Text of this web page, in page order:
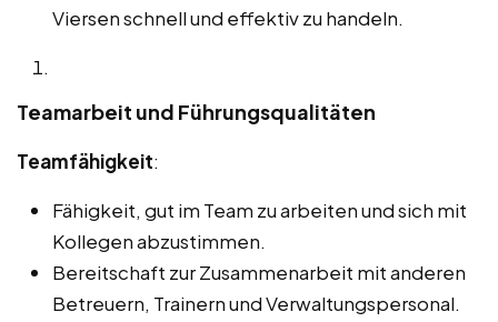
Viersen schnell und effektiv zu handeln.
Teamarbeit und Führungsqualitäten
Teamfähigkeit:
Fähigkeit, gut im Team zu arbeiten und sich mit
Kollegen abzustimmen.
Bereitschaft zur Zusammenarbeit mit anderen
Betreuern, Trainern und Verwaltungspersonal.